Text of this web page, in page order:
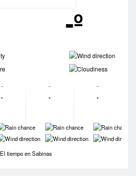
-º
-
-
-
-
-
-
-
-
-
-
-
-
-
-
El tiempo en Sabinas